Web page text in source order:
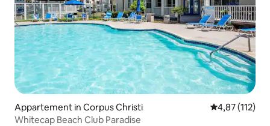
Appartement in Corpus Christi Gemiddelde
4,87 (112)
Whitecap Beach Club Paradise